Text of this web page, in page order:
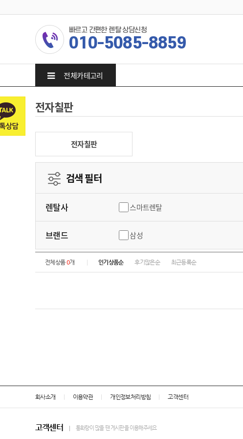
빠르고 간편한 렌탈 상담신청
010-5085-8859
전체카테고리
전자칠판
전자칠판
검색 필터
렌탈사 스마트렌탈
브랜드 삼성
전체상품0개 인기상품순 후기많은순 최근등록순
회사소개 이용약관 개인정보처리방침 고객센터
고객센터 통화량이 많을 땐 게시판을 이용해주세요